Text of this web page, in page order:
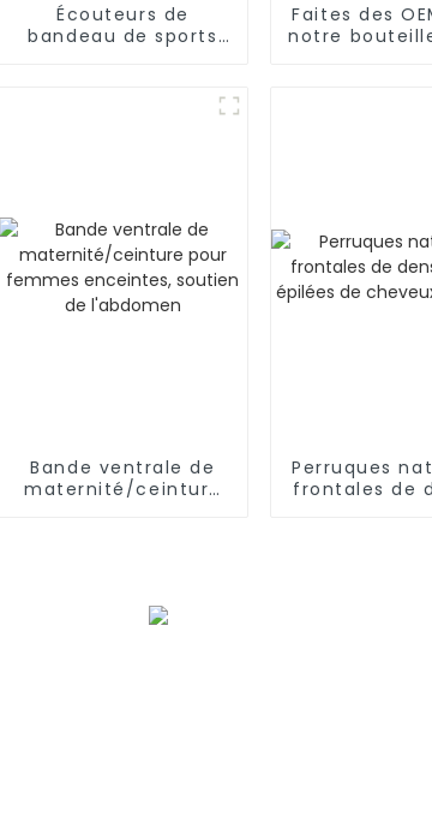
Écouteurs de
bandeau de sports
Faites des
notre
Bande ventrale de
maternité/ceinture
Perruques
frontales de